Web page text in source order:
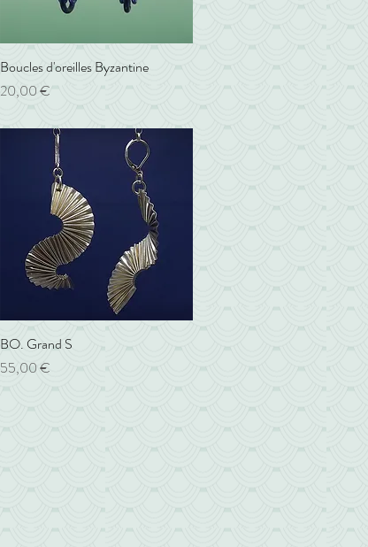
Aperçu rapide
Boucles d'oreilles Byzantine
Prix
20,00 €
Aperçu rapide
BO. Grand S
Prix
55,00 €